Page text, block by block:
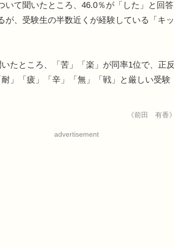
て聞いたところ、46.0％が「した」と回答
、受験生の半数近くが経験している「キッ
たところ、「苦」「楽」が同率1位で、正反
」「疲」「辛」「無」「戦」と厳しい受験
《前田 有香》
advertisement